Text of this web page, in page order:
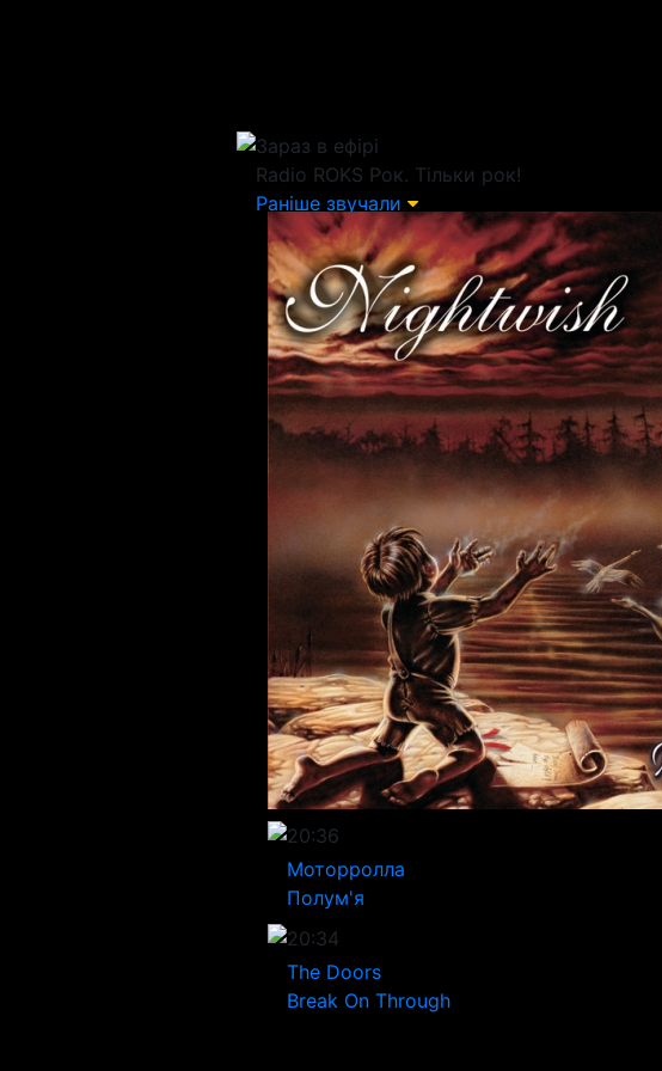
Зараз в ефірі
Radio ROKS Рок. Тільки рок!
Раніше звучали
20:36
Моторролла
Полум'я
20:34
The Doors
Break On Through